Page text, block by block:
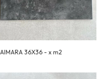
AIMARA 36X36 - x m2